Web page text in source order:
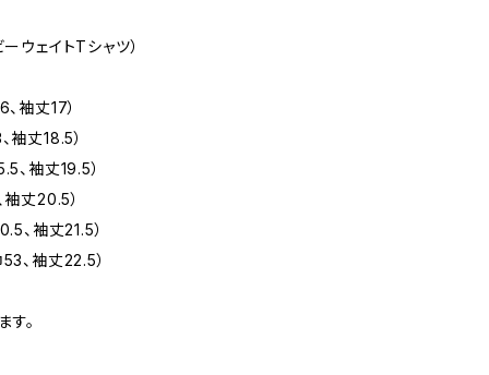
ウェイトTシャツ）
袖丈17）
袖丈18.5）
、袖丈19.5）
袖丈20.5）
、袖丈21.5）
、袖丈22.5）
。